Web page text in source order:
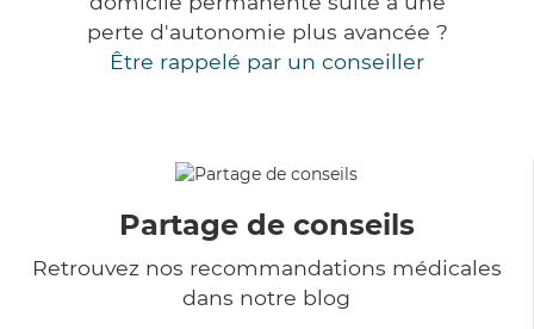
perte d'autonomie plus avancée ?
Être rappelé par un conseiller
Partage de conseils
Retrouvez nos recommandations médicales
dans notre blog